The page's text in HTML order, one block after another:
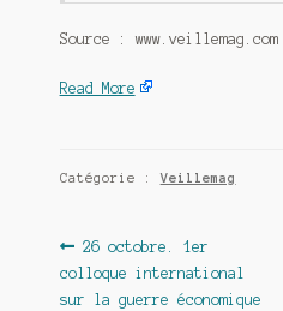
Source : www.veillemag.com
Read More
Catégorie :Veillemag
Navigation
de
Article
précédent :
26 octobre. 1er
colloque international
sur la guerre économique